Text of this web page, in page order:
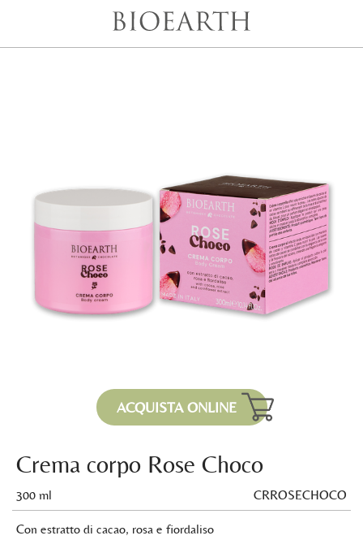
ACQUISTA ONLINE
Crema corpo Rose Choco
300 ml CRROSECHOCO
Con estratto di cacao, rosa e fiordaliso